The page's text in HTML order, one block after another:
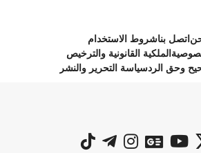
اتصل بناشروط الاستخدام
الملكية القانونية والترخيص
وحق الردسياسة التحرير والنشر